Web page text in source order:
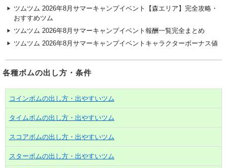
ツムツム 2026年8月サマーキャンプイベント【森エリア】完全攻略・
おすすめツム
ツムツム 2026年8月サマーキャンプイベント報酬一覧完全まとめ
ツムツム 2026年8月サマーキャンプイベントキャラクターボーナス値
各種ボムの出し方・条件
コインボムの出し方・出やすいツム
タイムボムの出し方・出やすいツム
スコアボムの出し方・出やすいツム
スターボムの出し方・出やすいツム